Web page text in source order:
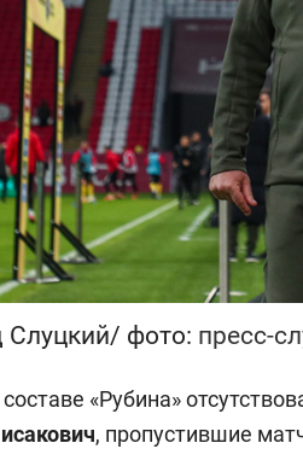
Слуцкий/ фото: пресс-
«Рубина»
, пропустившие